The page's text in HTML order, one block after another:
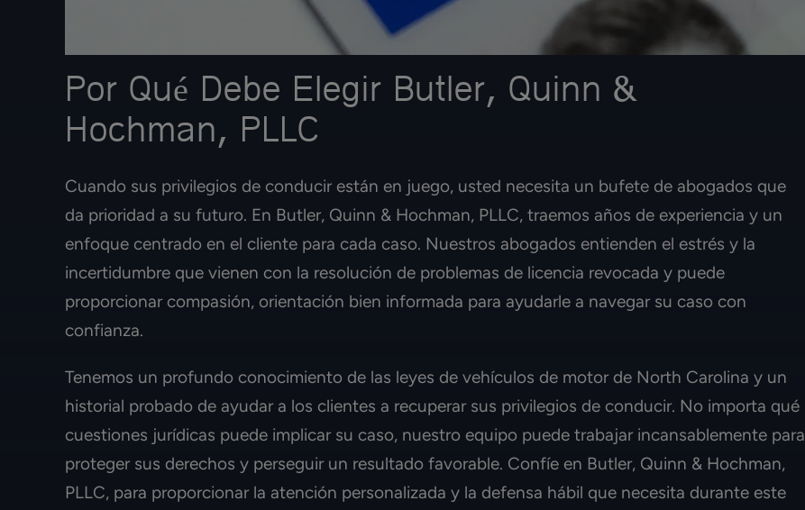
Por Qué Debe Elegir Butler, Quinn &
Hochman, PLLC
Cuando sus privilegios de conducir están en juego, usted necesita un bufete de abogados que
da prioridad a su futuro. En Butler, Quinn & Hochman, PLLC, traemos años de experiencia y un
enfoque centrado en el cliente para cada caso. Nuestros abogados entienden el estrés y la
incertidumbre que vienen con la resolución de problemas de licencia revocada y puede
proporcionar compasión, orientación bien informada para ayudarle a navegar su caso con
confianza.
Tenemos un profundo conocimiento de las leyes de vehículos de motor de North Carolina y un
historial probado de ayudar a los clientes a recuperar sus privilegios de conducir. No importa qué
cuestiones jurídicas puede implicar su caso, nuestro equipo puede trabajar incansablemente para
proteger sus derechos y perseguir un resultado favorable. Confíe en Butler, Quinn & Hochman,
PLLC, para proporcionar la atención personalizada y la defensa hábil que necesita durante este